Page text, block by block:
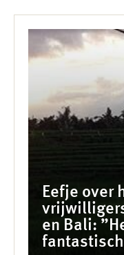
Eefje over
en Bali: